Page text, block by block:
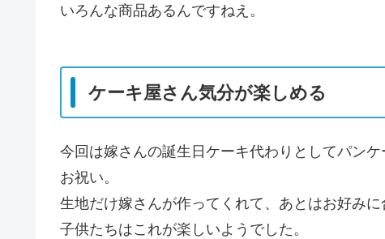
いろんな商品あるんですねえ。
ケーキ屋さん気分が楽しめる
今回は嫁さんの誕生日ケーキ代わりとしてパン
お祝い。
生地だけ嫁さんが作ってくれて、あとはお好みに
子供たちはこれが楽しいようでした。